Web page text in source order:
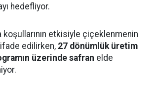
hedefliyor.
koşullarının etkisiyle çiçeklenmenin
ifade edilirken, 27 dönümlük üretim
üzerinde safran elde